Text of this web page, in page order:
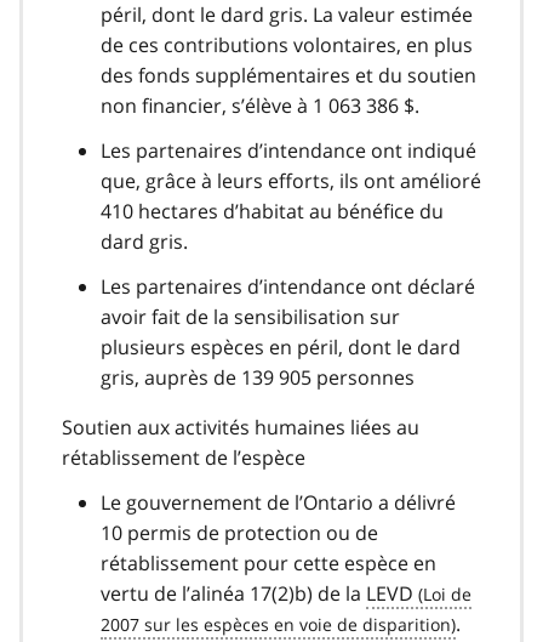
péril, dont le dard gris. La valeur estimée
de ces contributions volontaires, en plus
des fonds supplémentaires et du soutien
non financier, s’élève à 1 063 386 $.
Les partenaires d’intendance ont indiqué
que, grâce à leurs efforts, ils ont amélioré
410 hectares d’habitat au bénéfice du
dard gris.
Les partenaires d’intendance ont déclaré
avoir fait de la sensibilisation sur
plusieurs espèces en péril, dont le dard
gris, auprès de 139 905 personnes
Soutien aux activités humaines liées au
rétablissement de l’espèce
Le gouvernement de l’Ontario a délivré
10 permis de protection ou de
rétablissement pour cette espèce en
vertu de l’alinéa 17(2)b) de la LEVD
.